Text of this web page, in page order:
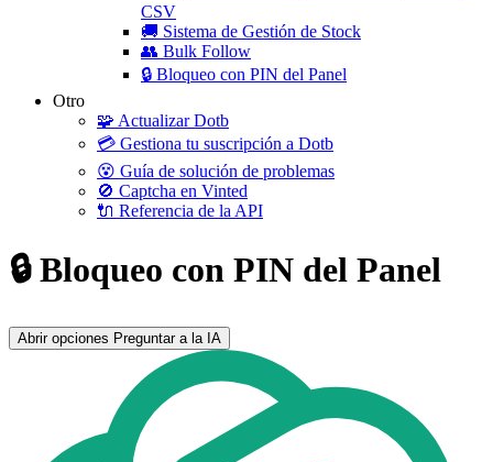
CSV
🚚 Sistema de Gestión de Stock
👥 Bulk Follow
🔒 Bloqueo con PIN del Panel
Otro
🧩 Actualizar Dotb
💳 Gestiona tu suscripción a Dotb
😵 Guía de solución de problemas
🚫 Captcha en Vinted
🔌 Referencia de la API
🔒 Bloqueo con PIN del Panel
Abrir opciones Preguntar a la IA